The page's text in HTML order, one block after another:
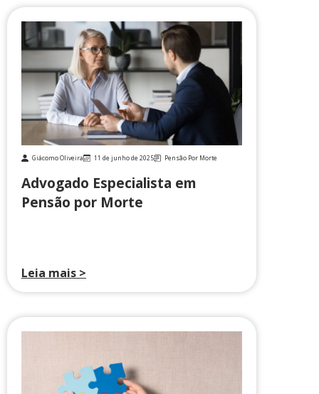
Giácomo Oliveira 11 de junho de 2025 Pensão Por Morte
Advogado Especialista em
Pensão por Morte
Leia mais >